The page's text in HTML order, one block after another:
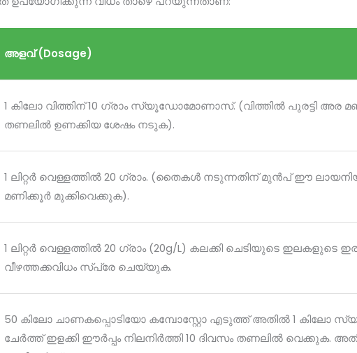
അളവ് (Dosage)
1 കിലോ വിത്തിന് 10 ഗ്രാം സ്യൂഡോമോണാസ്. (വിത്തിൽ പുരട്ടി അര
തണലിൽ ഉണക്കിയ ശേഷം നടുക).
1 ലിറ്റർ വെള്ളത്തിൽ 20 ഗ്രാം. (തൈകൾ നടുന്നതിന് മുൻപ് ഈ
മണിക്കൂർ മുക്കിവെക്കുക).
1 ലിറ്റർ വെള്ളത്തിൽ 20 ഗ്രാം (20g/L) കലക്കി ചെടിയുടെ ഇലകളുടെ
വീഴത്തക്കവിധം സ്പ്രേ ചെയ്യുക.
50 കിലോ ചാണകപ്പൊടിയോ കമ്പോസ്റ്റോ എടുത്ത് അതിൽ 1
ചേർത്ത് ഇളക്കി ഈർപ്പം നിലനിർത്തി 10 ദിവസം തണലിൽ വെക്കുക.